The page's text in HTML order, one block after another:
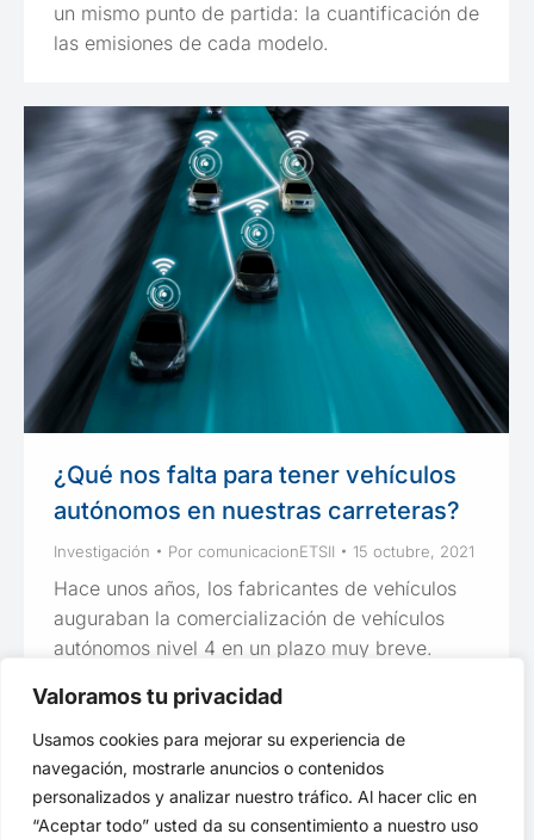
Valoramos tu privacidad
Usamos cookies para mejorar su experiencia de
navegación, mostrarle anuncios o contenidos
personalizados y analizar nuestro tráfico. Al hacer clic en
“Aceptar todo” usted da su consentimiento a nuestro uso
un mismo punto de partida: la cuantificación de
las emisiones de cada modelo.
¿Qué nos falta para tener vehículos
autónomos en nuestras carreteras?
Investigación Por comunicacionETSII 15 octubre, 2021
Hace unos años, los fabricantes de vehículos
auguraban la comercialización de vehículos
autónomos nivel 4 en un plazo muy breve.
1 2 →